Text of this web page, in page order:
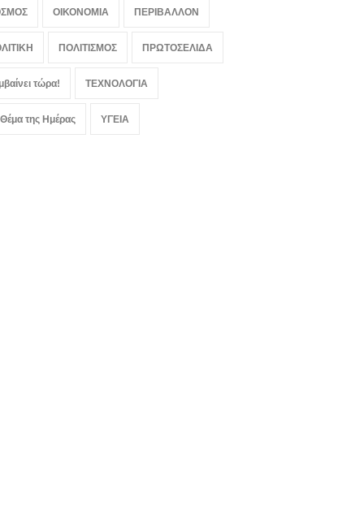
ΟΙΚΟΝΟΜΙΑ ΠΕΡΙΒΑΛΛΟΝ
ΠΟΛΙΤΙΣΜΟΣ ΠΡΩΤΟΣΕΛΙΔΑ
τώρα! ΤΕΧΝΟΛΟΓΙΑ
της Ημέρας ΥΓΕΙΑ